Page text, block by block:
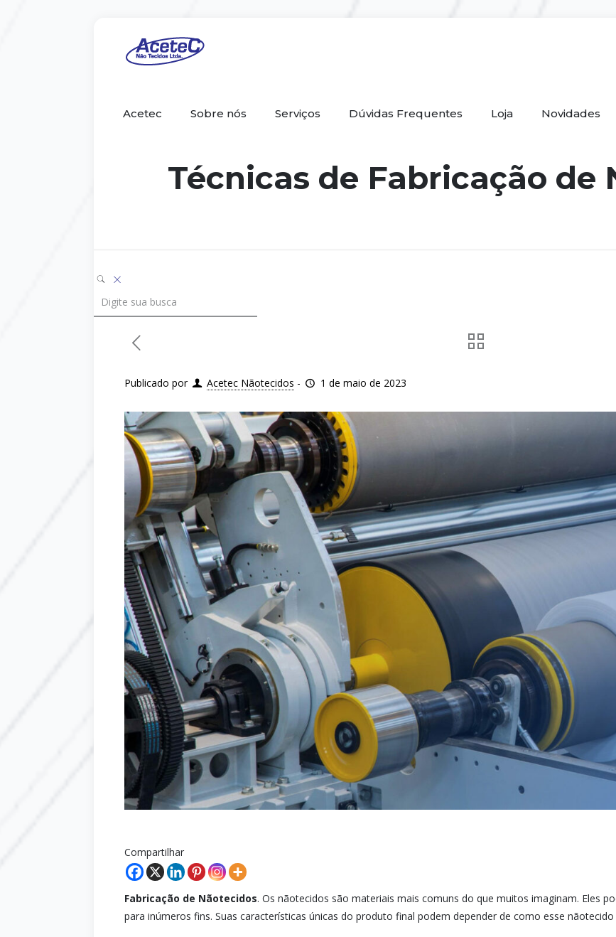
Acetec Sobre nós Serviços Dúvidas Frequentes Loja Novidades
Técnicas de Fabricação de
Publicado por Acetec Nãotecidos - 1 de maio de 2023
Compartilhar
Fabricação de Nãotecidos. Os nãotecidos são materiais mais comuns do que muitos imaginam. Eles
para inúmeros fins. Suas características únicas do produto final podem depender de como esse